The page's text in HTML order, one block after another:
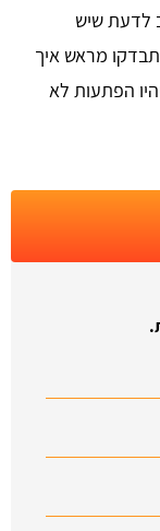
לדעת שיש
תבדקו מראש איך
הפתעות לא